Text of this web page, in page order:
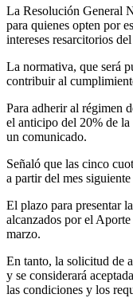
La Resolución General
para quienes opten por
intereses resarcitorios
La normativa, que será
contribuir al
Para adherir al régimen
el anticipo del 20% de la
un comunicado.
Señaló que las cinco
a partir del mes
El plazo para presentar
alcanzados por el
marzo.
En tanto, la solicitud de
y se considerará
las condiciones y los